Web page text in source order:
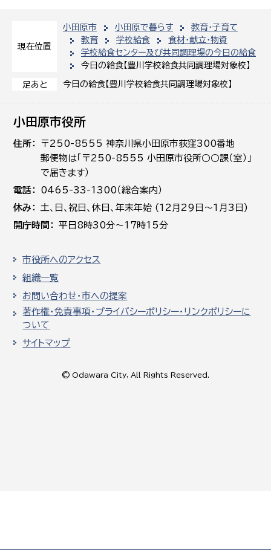
現在位置
小田原市 小田原で暮らす
教育・子育て
教育
学校給食
食材・献立・物資
学校給食センター及び共同調理場の今日の給食
今日の給食【豊川学校給食共同調理場対象校】
足あと 今日の給食【豊川学校給食共同調理場対象校】
小田原市役所
住所
〒250-8555 神奈川県小田原市荻窪300番地
郵便物は「〒250-8555 小田原市役所○○課（室）」
で届きます）
電話
0465-33-1300（総合案内）
休み
土､日､祝日、休日、年末年始 (12月29日～1月3日)
開庁時間
平日8時30分～17時15分
市役所へのアクセス
組織一覧
お問い合わせ・市への提案
著作権・免責事項・プライバシーポリシー・リンクポリシーに
ついて
サイトマップ
© Odawara City, All Rights Reserved.